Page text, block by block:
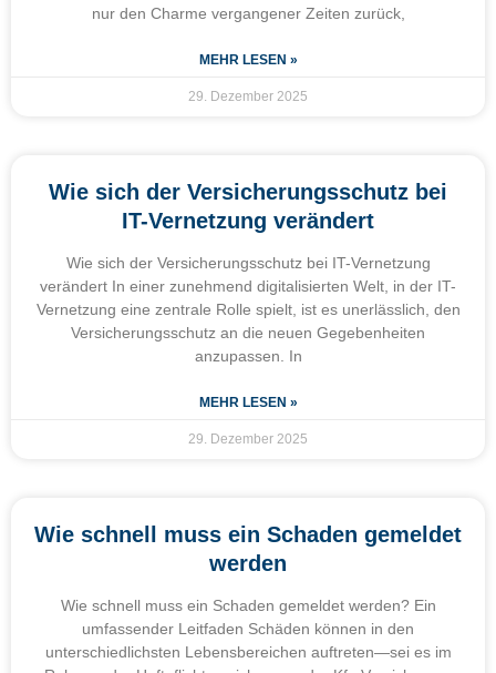
nur den Charme vergangener Zeiten zurück,
MEHR LESEN »
29. Dezember 2025
Wie sich der Versicherungsschutz bei
IT-Vernetzung verändert
Wie sich der Versicherungsschutz bei IT-Vernetzung
verändert In einer zunehmend digitalisierten Welt, in der IT-
Vernetzung eine zentrale Rolle spielt, ist es unerlässlich, den
Versicherungsschutz an die neuen Gegebenheiten
anzupassen. In
MEHR LESEN »
29. Dezember 2025
Wie schnell muss ein Schaden gemeldet
werden
Wie schnell muss ein Schaden gemeldet werden? Ein
umfassender Leitfaden Schäden können in den
unterschiedlichsten Lebensbereichen auftreten—sei es im